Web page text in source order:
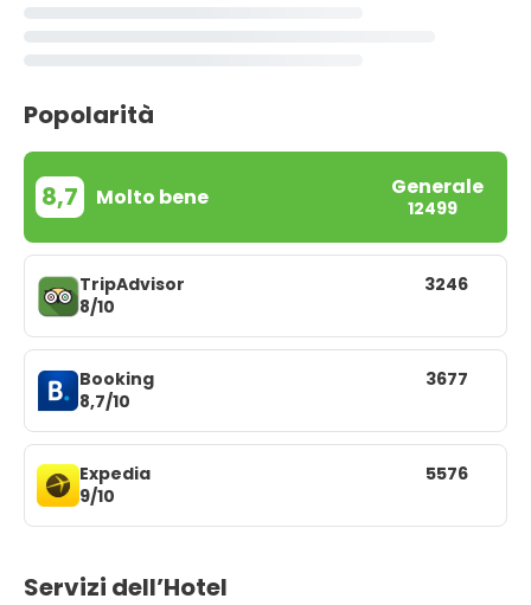
Popolarità
8,7 Molto bene Generale
12499
TripAdvisor
8/10
3246
Booking
8,7/10
3677
Expedia
9/10
5576
Servizi dell’Hotel